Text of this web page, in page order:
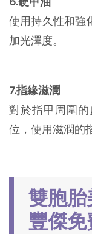
使用持久性和強
加光澤度。
7.指緣滋潤
對於指甲周圍
位，使用滋潤的
雙胞胎
豐傑